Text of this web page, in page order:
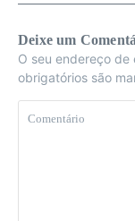
Deixe um
O seu endereço de
obrigatórios são